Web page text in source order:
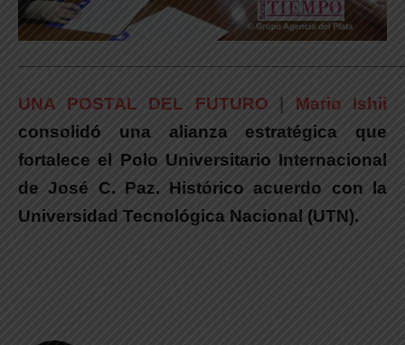
UNA POSTAL DEL FUTURO | Mario Ishii
consolidó una alianza estratégica que
fortalece el Polo Universitario Internacional
de José C. Paz. Histórico acuerdo con la
Universidad Tecnológica Nacional (UTN).